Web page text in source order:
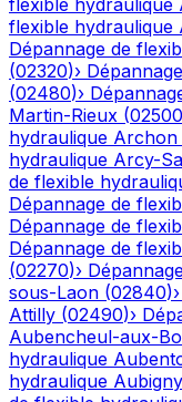
flexible hydraulique
flexible hydraulique
Dépannage de
(02320)›
(02480)›
Martin-Rieux (02500
hydraulique Archon
hydraulique Arcy-
de flexible
Dépannage de
Dépannage de
Dépannage de
(02270)›
sous-Laon (02840)›
Attilly (02490)›
Aubencheul-aux-
hydraulique
hydraulique